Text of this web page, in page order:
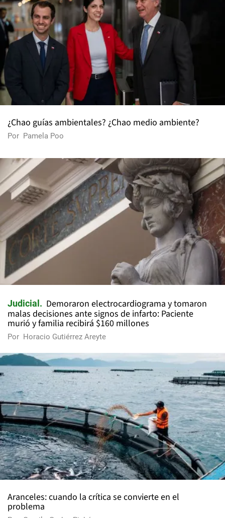
¿Chao guías ambientales? ¿Chao medio ambiente?
Por Pamela Poo
Judicial
Demoraron electrocardiograma y tomaron
malas decisiones ante signos de infarto: Paciente
murió y familia recibirá $160 millones
Por Horacio Gutiérrez Areyte
Aranceles: cuando la crítica se convierte en el
problema